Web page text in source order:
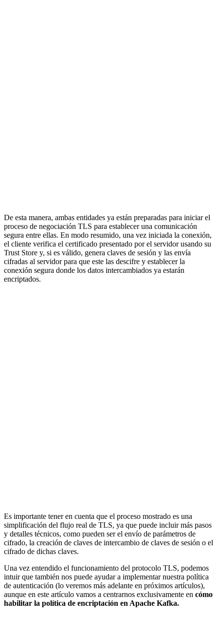
De esta manera, ambas entidades ya están preparadas para iniciar el
proceso de negociación TLS para establecer una comunicación
segura entre ellas. En modo resumido, una vez iniciada la conexión,
el cliente verifica el certificado presentado por el servidor usando su
Trust Store y, si es válido, genera claves de sesión y las envía
cifradas al servidor para que este las descifre y establecer la
conexión segura donde los datos intercambiados ya estarán
encriptados.
Es importante tener en cuenta que el proceso mostrado es una
simplificación del flujo real de TLS, ya que puede incluir más pasos
y detalles técnicos, como pueden ser el envío de parámetros de
cifrado, la creación de claves de intercambio de claves de sesión o el
cifrado de dichas claves.
Una vez entendido el funcionamiento del protocolo TLS, podemos
intuir que también nos puede ayudar a implementar nuestra política
de autenticación (lo veremos más adelante en próximos artículos),
aunque en este artículo vamos a centrarnos exclusivamente en cómo
habilitar la política de encriptación en Apache Kafka.